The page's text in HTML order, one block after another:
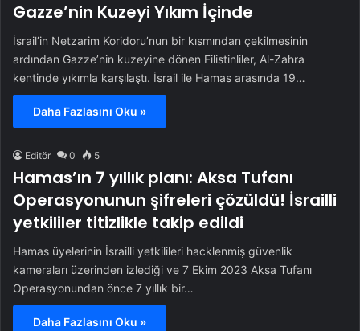
Gazze’nin Kuzeyi Yıkım İçinde
İsrail’in Netzarim Koridoru’nun bir kısmından çekilmesinin
ardından Gazze’nin kuzeyine dönen Filistinliler, Al-Zahra
kentinde yıkımla karşılaştı. İsrail ile Hamas arasında 19…
Daha Fazlasını Oku »
Editör 0 5
Hamas’ın 7 yıllık planı: Aksa Tufanı
Operasyonunun şifreleri çözüldü! İsrailli
yetkililer titizlikle takip edildi
Hamas üyelerinin İsrailli yetkilileri hacklenmiş güvenlik
kameraları üzerinden izlediği ve 7 Ekim 2023 Aksa Tufanı
Operasyonundan önce 7 yıllık bir…
Daha Fazlasını Oku »